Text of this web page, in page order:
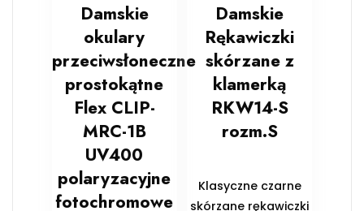
Damskie
okulary
przeciwsłoneczne
prostokątne
Flex CLIP-
MRC-1B
UV400
polaryzacyjne
fotochromowe
Damskie
Rękawiczki
skórzane z
klamerką
RKW14-S
rozm.S
Klasyczne czarne
skórzane rękawiczki